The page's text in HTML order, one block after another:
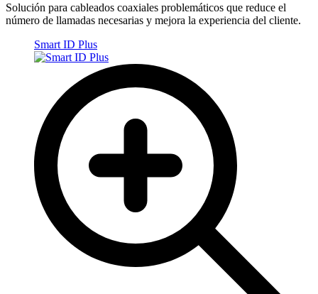
Solución para cableados coaxiales problemáticos que reduce el
número de llamadas necesarias y mejora la experiencia del cliente.
Smart ID Plus